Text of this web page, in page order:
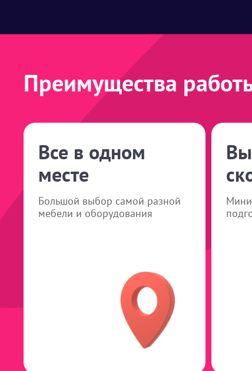
Преимущества
Все в одном
месте
Большой выбор самой разной
мебели и оборудования